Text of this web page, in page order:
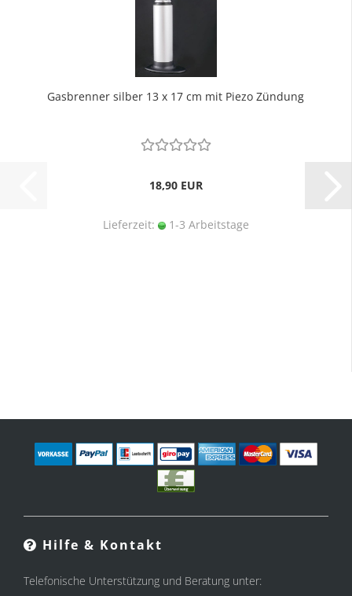
Gasbrenner silber 13 x 17 cm mit Piezo Zündung
18,90 EUR
Lieferzeit: 1-3 Arbeitstage
Hilfe & Kontakt
Telefonische Unterstützung und Beratung unter: